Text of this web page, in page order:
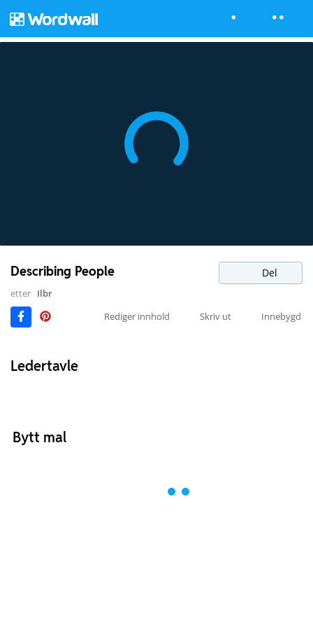
Describing People Del
etter Ilbr
Rediger innhold
Skriv ut Innebygd
Ledertavle
Bytt mal